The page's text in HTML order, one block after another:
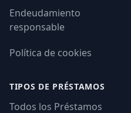
Endeudamiento
responsable
Política de cookies
TIPOS DE PRÉSTAMOS
Todos los Préstamos